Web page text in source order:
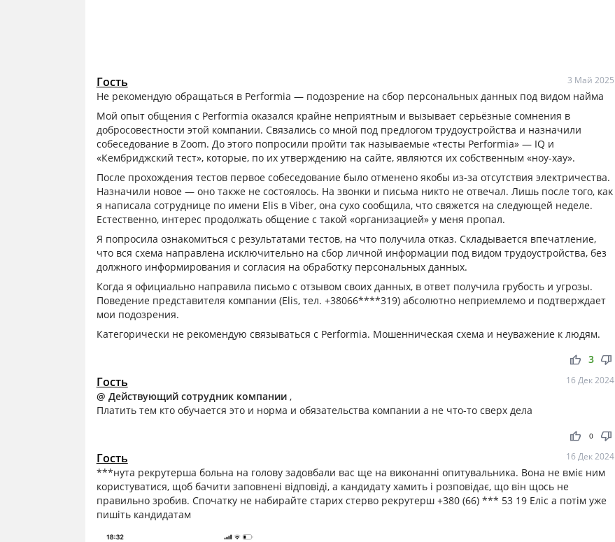
Гость 3 Май 2025
Не рекомендую обращаться в Performia — подозрение на сбор персональных данных под видом найма
Мой опыт общения с Performia оказался крайне неприятным и вызывает серьёзные сомнения в
добросовестности этой компании. Связались со мной под предлогом трудоустройства и назначили
собеседование в Zoom. До этого попросили пройти так называемые «тесты Performia» — IQ и
«Кембриджский тест», которые, по их утверждению на сайте, являются их собственным «ноу-хау».
После прохождения тестов первое собеседование было отменено якобы из-за отсутствия электричества.
Назначили новое — оно также не состоялось. На звонки и письма никто не отвечал. Лишь после того, как
я написала сотруднице по имени Elis в Viber, она сухо сообщила, что свяжется на следующей неделе.
Естественно, интерес продолжать общение с такой «организацией» у меня пропал.
Я попросила ознакомиться с результатами тестов, на что получила отказ. Складывается впечатление,
что вся схема направлена исключительно на сбор личной информации под видом трудоустройства, без
должного информирования и согласия на обработку персональных данных.
Когда я официально направила письмо с отзывом своих данных, в ответ получила грубость и угрозы.
Поведение представителя компании (Elis, тел. +38066****319) абсолютно неприемлемо и подтверждает
мои подозрения.
Категорически не рекомендую связываться с Performia. Мошенническая схема и неуважение к людям.
thumb_up thumb_down
3
Гость 16 Дек 2024
@ Действующий сотрудник компании ,
Платить тем кто обучается это и норма и обязательства компании а не что-то сверх дела
thumb_up thumb_down
0
Гость 16 Дек 2024
***нута рекрутерша больна на голову задовбали вас ще на виконанні опитувальника. Вона не вміє ним
користуватися, щоб бачити заповнені відповіді, а кандидату хамить і розповідає, що він щось не
правильно зробив. Спочатку не набирайте старих стерво рекрутерш +380 (66) *** 53 19 Еліс а потім уже
пишіть кандидатам